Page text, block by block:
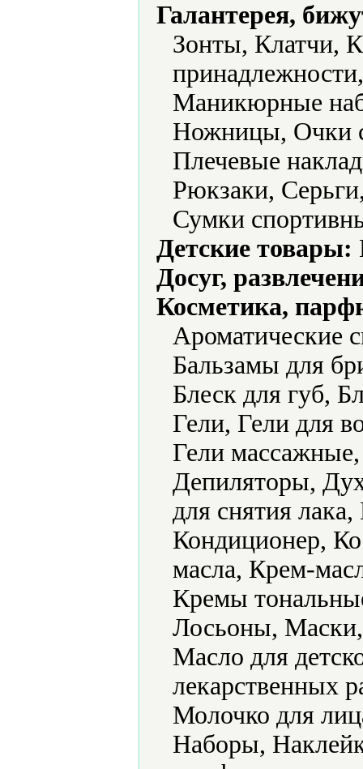
Галантерея,
Зонты, Клатчи,
Маникюрные
Ножницы, Очки
Плечевые
Рюкзаки,
Сумки
Детские товары:
Досуг,
Косметика,
Ароматические
Бальзамы для
Блеск для губ,
Гели, Гели для
Гели
Депиляторы,
для снятия
Кондиционер,
масла, Крем-
Кремы
Лосьоны,
Масло для
лекарственных
Молочко для
Наборы,